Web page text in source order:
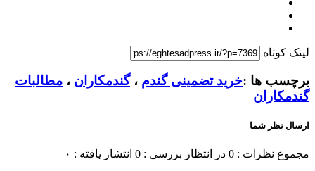
لینک کوتاه
برچسب ها :خرید تضمینی گندم ،گندمکاران ، مطالبات
گندمکاران
ارسال نظر شما
مجموع نظرات : 0 در انتظار بررسی : 0 انتشار یافته : ۰